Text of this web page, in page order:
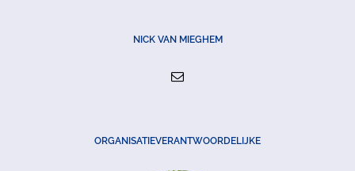
NICK VAN MIEGHEM
ORGANISATIEVERANTWOORDELIJKE